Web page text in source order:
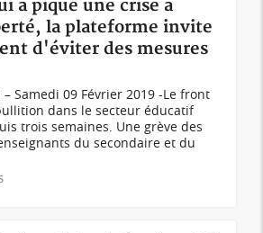
a piqué une crise a
la plateforme invite
d'éviter des mesures
Samedi 09 Février 2019 -Le front
dans le secteur éducatif
trois semaines. Une grève des
du secondaire et du